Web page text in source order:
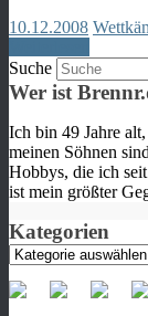
10.12.2008
Suche
Wer ist
Ich bin 49 Jahre
meinen Söhnen
Hobbys, die ich
ist mein größter
Kategorien
Kategorien